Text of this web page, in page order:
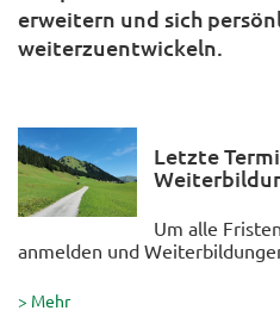
erweitern und sich
weiterzuentwickeln.
Letzte
Um alle
anmelden und
> Mehr